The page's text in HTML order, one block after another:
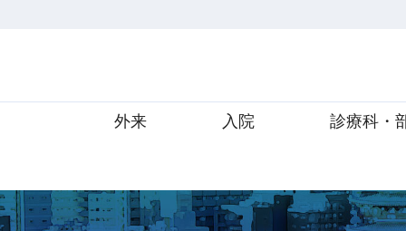
外来 入院 診療科・